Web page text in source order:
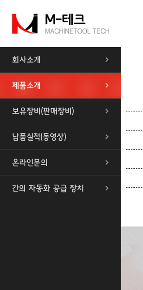
회사소개
제품소개
보유장비(판매장비)
납품실적(동영상)
온라인문의
간의 자동화 공급 장치